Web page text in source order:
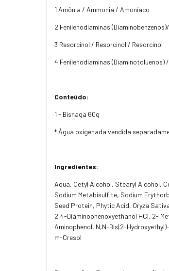
1 Amônia / Ammonia / Amoníaco
2 Fenilenodiaminas
3 Resorcinol / Resorcinol / Resorcinol
4 Fenilenodiaminas (Diaminotoluenos)
Conteúdo:
1 - Bisnaga 60g
* Água oxigenada vendida
Ingredientes:
Aqua, Cetyl Alcohol, Stearyl Alcohol,
Sodium Metabisulfite, Sodium
Seed Protein, Phytic Acid, Oryza
2,4-Diaminophenoxyethanol HCI, 2-
Aminophenol, N,N-Bis(2-
m-Cresol